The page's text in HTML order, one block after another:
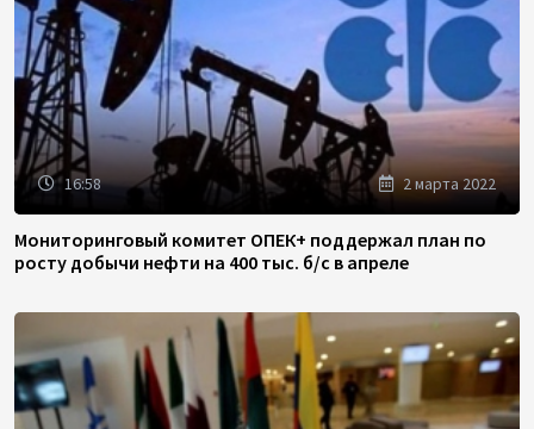
16:58 2 марта 2022
Мониторинговый комитет ОПЕК+ поддержал план по
росту добычи нефти на 400 тыс. б/с в апреле